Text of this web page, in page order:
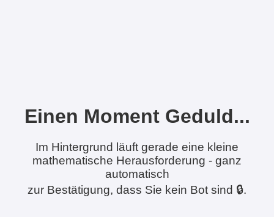
Einen Moment Geduld...
Im Hintergrund läuft gerade eine kleine
mathematische Herausforderung - ganz
automatisch
zur Bestätigung, dass Sie kein Bot sind 🔒.